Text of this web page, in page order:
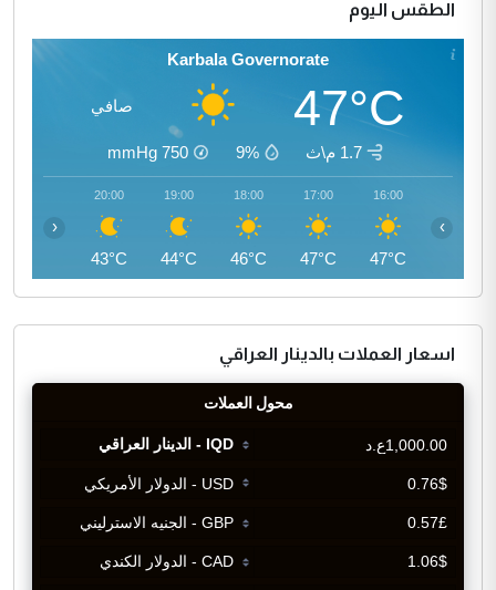
الطقس اليوم
Karbala Governorate
47°C صافي
1.7 م\ث 9%
750
mmHg
16:00
47°C
17:00
47°C
18:00
46°C
19:00
44°C
20:00
43°C
‹ ›
اسعار العملات بالدينار العراقي